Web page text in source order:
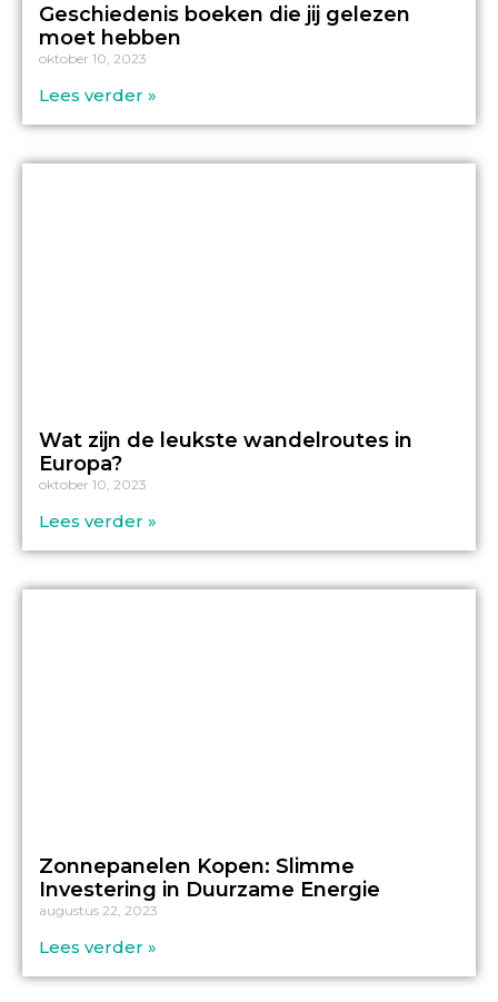
Geschiedenis boeken die jij gelezen
moet hebben
oktober 10, 2023
Lees verder »
Wat zijn de leukste wandelroutes in
Europa?
oktober 10, 2023
Lees verder »
Zonnepanelen Kopen: Slimme
Investering in Duurzame Energie
augustus 22, 2023
Lees verder »